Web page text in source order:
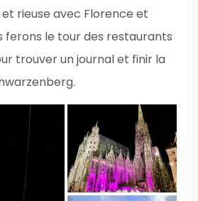
rieuse avec Florence et
ferons le tour des restaurants
trouver un journal et finir la